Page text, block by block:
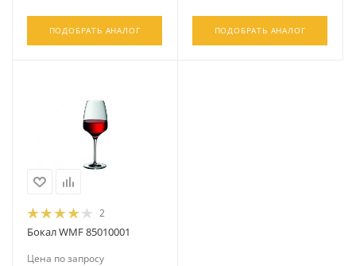
ПОДОБРАТЬ АНАЛОГ ПОДОБРАТЬ АНАЛОГ
2
Бокал WMF 85010001
Цена по запросу